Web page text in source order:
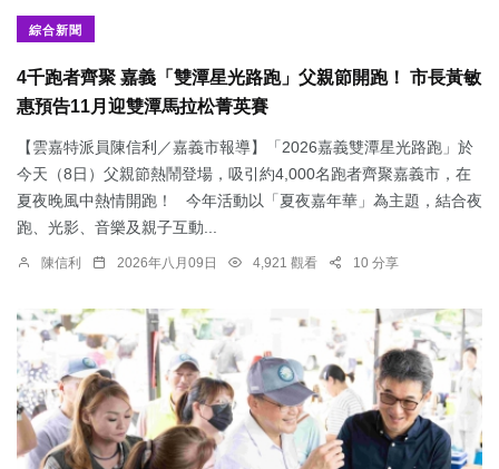
綜合新聞
4千跑者齊聚 嘉義「雙潭星光路跑」父親節開跑！ 市長黃敏
惠預告11月迎雙潭馬拉松菁英賽
【雲嘉特派員陳信利／嘉義市報導】「2026嘉義雙潭星光路跑」於
今天（8日）父親節熱鬧登場，吸引約4,000名跑者齊聚嘉義市，在
夏夜晚風中熱情開跑！ 今年活動以「夏夜嘉年華」為主題，結合夜
跑、光影、音樂及親子互動...
陳信利 2026年八月09日 4,921 觀看 10 分享